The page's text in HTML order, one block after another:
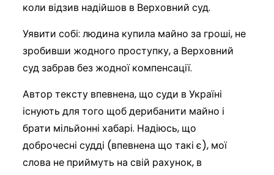
коли відзив надійшов в Верховний суд.
Уявити собі: людина купила майно за гроші, не
зробивши жодного проступку, а Верховний
суд забрав без жодної компенсації.
Автор тексту впевнена, що суди в Україні
існують для того щоб дерибанити майно і
брати мільйонні хабарі. Надіюсь, що
доброчесні судді (впевнена що такі є), мої
слова не приймуть на свій рахунок, в